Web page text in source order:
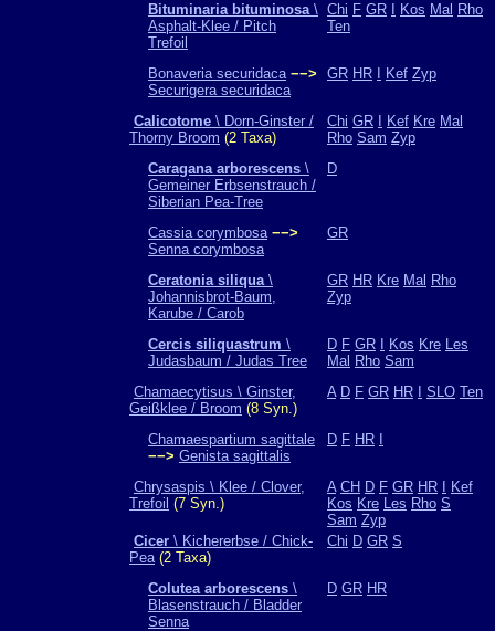
Bituminaria bituminosa\
Asphalt-Klee / Pitch
Trefoil
Chi F GR Kos Mal Rho
Ten
Bonaveria securidaca −−>
Securigera securidaca
GR HR Kef Zyp
Calicotome \ Dorn-Ginster /
Thorny Broom (2 Taxa)
Chi GR Kef Kre Mal
Rho Sam Zyp
Caragana arborescens \
Gemeiner Erbsenstrauch /
Siberian Pea-Tree
D
Cassia corymbosa −−>
Senna corymbosa
GR
Ceratonia siliqua\
Johannisbrot-Baum,
Karube / Carob
GR HR Kre Mal Rho
Zyp
Cercis siliquastrum \
Judasbaum / Judas Tree
D F GR Kos Kre Les
Mal Rho Sam
Chamaecytisus \ Ginster,
Geißklee / Broom (8 Syn.)
A D F GR HR SLO Ten
Chamaespartium sagittale
−−> Genista sagittalis
D F HR
Chrysaspis \ Klee / Clover,
Trefoil (7 Syn.)
A CH D F GR HR
Kef
Kos Kre Les Rho S
Sam Zyp
Cicer \ Kichererbse / Chick-
Pea(2 Taxa)
Chi D GR S
Colutea arborescens \
Blasenstrauch / Bladder
Senna
D GR HR